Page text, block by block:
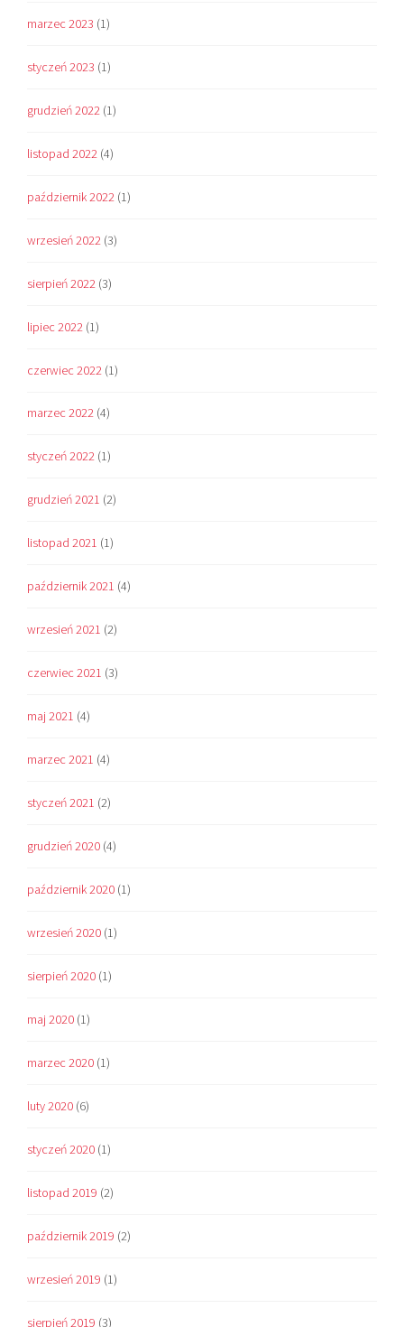
marzec 2023 (1)
styczeń 2023 (1)
grudzień 2022 (1)
listopad 2022 (4)
październik 2022 (1)
wrzesień 2022 (3)
sierpień 2022 (3)
lipiec 2022 (1)
czerwiec 2022 (1)
marzec 2022 (4)
styczeń 2022 (1)
grudzień 2021 (2)
listopad 2021 (1)
październik 2021 (4)
wrzesień 2021 (2)
czerwiec 2021 (3)
maj 2021 (4)
marzec 2021 (4)
styczeń 2021 (2)
grudzień 2020 (4)
październik 2020 (1)
wrzesień 2020 (1)
sierpień 2020 (1)
maj 2020 (1)
marzec 2020 (1)
luty 2020 (6)
styczeń 2020 (1)
listopad 2019 (2)
październik 2019 (2)
wrzesień 2019 (1)
sierpień 2019 (3)